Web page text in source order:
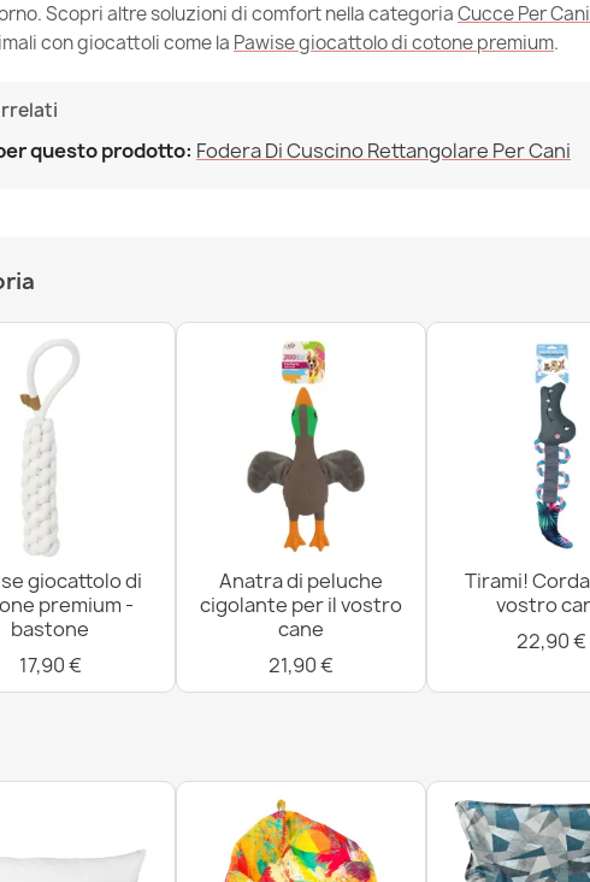
Scopri altre soluzioni di comfort nella categoriaCucce Per
con giocattoli come la Pawise giocattolo di cotone premium.
questo prodotto: Fodera Di Cuscino Rettangolare Per Cani
giocattolo di
premium -
bastone
17,90 €
Anatra di peluche
cigolante per il vostro
cane
21,90 €
Tirami!
vostro
22,90 €